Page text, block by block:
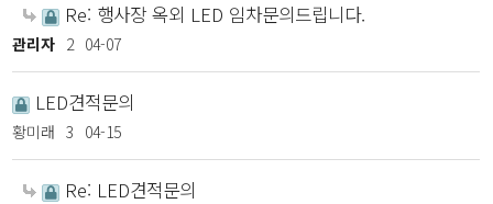
Re: 행사장 옥외 LED 임차문의드립니다.
관리자 2 04-07
LED견적문의
황미래 3 04-15
Re: LED견적문의